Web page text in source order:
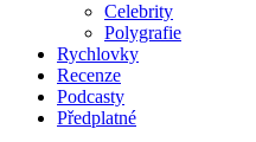
Celebrity
Polygrafie
Rychlovky
Recenze
Podcasty
Předplatné